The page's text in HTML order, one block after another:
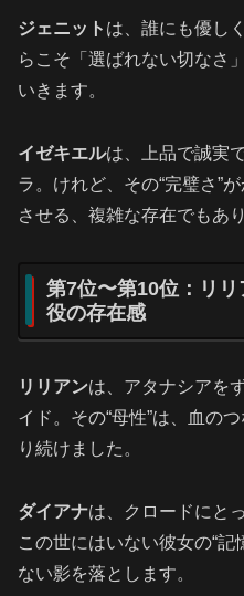
ジェニット は、誰にも優し
らこそ「選ばれない切なさ
いきます。
イゼキエルは、上品で誠実
ラ。けれど、その“完璧さ”
させる、複雑な存在でもあ
第7位〜第10位：リ
役の存在感
リリアンは、アタナシアを
イド。その“母性”は、血の
り続けました。
ダイアナは、クロードにと
この世にはいない彼女の“記
ない影を落とします。